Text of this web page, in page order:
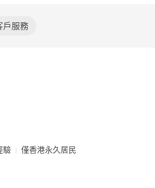
戶服務
驗
僅香港永久居民